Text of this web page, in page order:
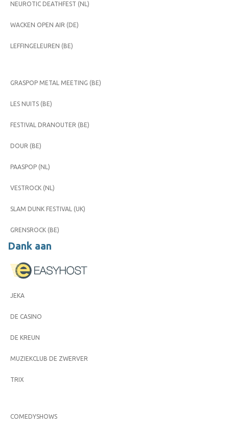
NEUROTIC DEATHFEST (NL)
WACKEN OPEN AIR (DE)
LEFFINGELEUREN (BE)
GRASPOP METAL MEETING (BE)
LES NUITS (BE)
FESTIVAL DRANOUTER (BE)
DOUR (BE)
PAASPOP (NL)
VESTROCK (NL)
SLAM DUNK FESTIVAL (UK)
GRENSROCK (BE)
Dank aan
JEKA
DE CASINO
DE KREUN
MUZIEKCLUB DE ZWERVER
TRIX
COMEDYSHOWS